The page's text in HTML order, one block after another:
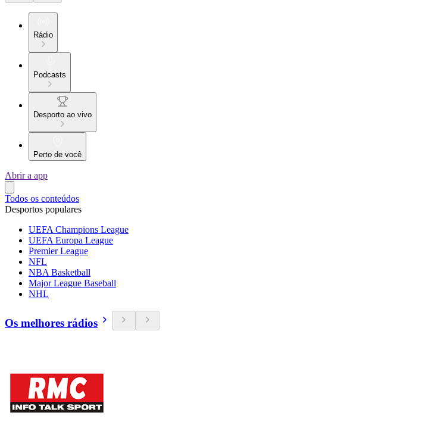
Rádio
Podcasts
Desporto ao vivo
Perto de você
Abrir a app
Todos os conteúdos
Desportos populares
UEFA Champions League
UEFA Europa League
Premier League
NFL
NBA Basketball
Major League Baseball
NHL
Os melhores rádios